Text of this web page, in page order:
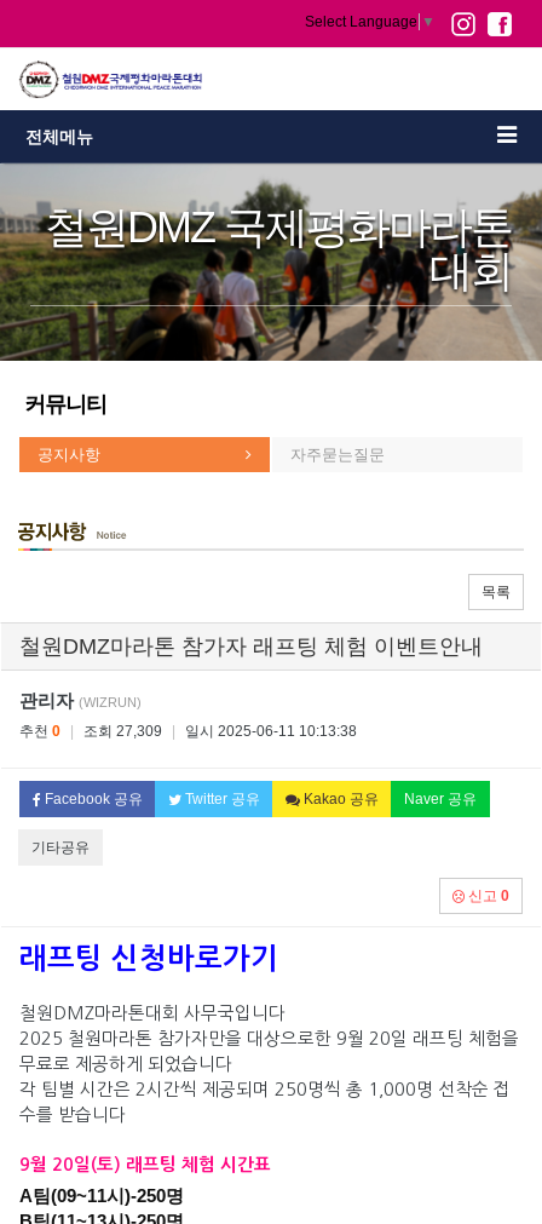
Select Language ▼
전체메뉴
철원DMZ 국제평화마라톤
대회
커뮤니티
공지사항 자주묻는질문
목록
철원DMZ마라톤 참가자 래프팅 체험 이벤트안내
관리자 (WIZRUN)
추천 0 조회 27,309 일시 2025-06-11 10:13:38
Facebook 공유 Twitter 공유 Kakao 공유 Naver 공유
기타공유
신고 0
래프팅 신청바로가기
철원DMZ마라톤대회 사무국입니다
2025 철원마라톤 참가자만을 대상으로한 9월 20일 래프팅 체험을
무료로 제공하게 되었습니다
각 팀별 시간은 2시간씩 제공되며 250명씩 총 1,000명 선착순 접
수를 받습니다
9월 20일(토) 래프팅 체험 시간표
A팀(09~11시)-250명